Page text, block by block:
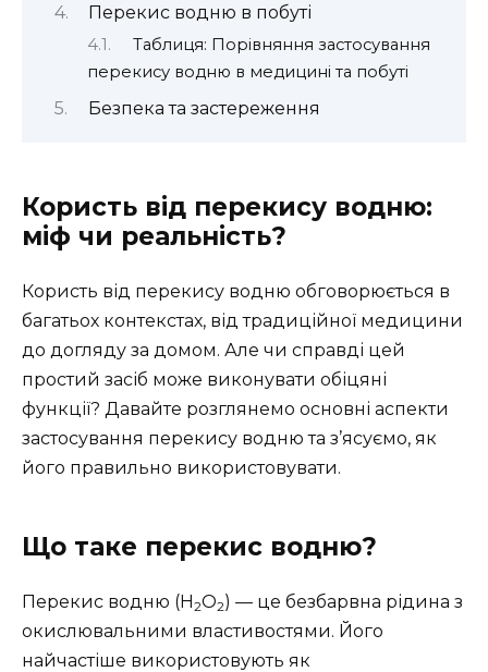
Перекис водню в побуті
Таблиця: Порівняння застосування
перекису водню в медицині та побуті
Безпека та застереження
Користь від перекису водню:
міф чи реальність?
Користь від перекису водню обговорюється в
багатьох контекстах, від традиційної медицини
до догляду за домом. Але чи справді цей
простий засіб може виконувати обіцяні
функції? Давайте розглянемо основні аспекти
застосування перекису водню та з’ясуємо, як
його правильно використовувати.
Що таке перекис водню?
Перекис водню (H2O2) — це безбарвна рідина з
окислювальними властивостями. Його
найчастіше використовують як